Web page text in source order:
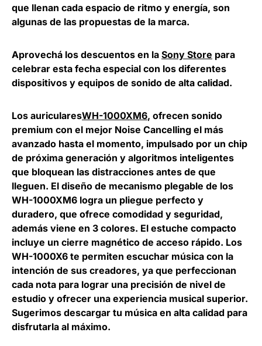
que llenan cada espacio de ritmo y energía, son
algunas de las propuestas de la marca.
Aprovechá los descuentos en la Sony Store para
celebrar esta fecha especial con los diferentes
dispositivos y equipos de sonido de alta calidad.
Los auricularesWH-1000XM6, ofrecen sonido
premium con el mejor Noise Cancelling el más
avanzado hasta el momento, impulsado por un chip
de próxima generación y algoritmos inteligentes
que bloquean las distracciones antes de que
lleguen. El diseño de mecanismo plegable de los
WH-1000XM6 logra un pliegue perfecto y
duradero, que ofrece comodidad y seguridad,
además viene en 3 colores. El estuche compacto
incluye un cierre magnético de acceso rápido. Los
WH-1000X6 te permiten escuchar música con la
intención de sus creadores, ya que perfeccionan
cada nota para lograr una precisión de nivel de
estudio y ofrecer una experiencia musical superior.
Sugerimos descargar tu música en alta calidad para
disfrutarla al máximo.